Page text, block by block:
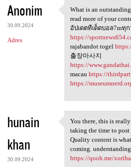
Anonim
30.09.2024
Adres
What is an
What is an
read more of your
อัปเดตทีเด็ดบอล7mทุ
https://
rajabandot togel
출장마사지
https://
macau https://
https://
hunain
khan
30.09.2024
You there, this is
You there, this is
taking the time to
Quality content is
coming.
https://qooh.me/